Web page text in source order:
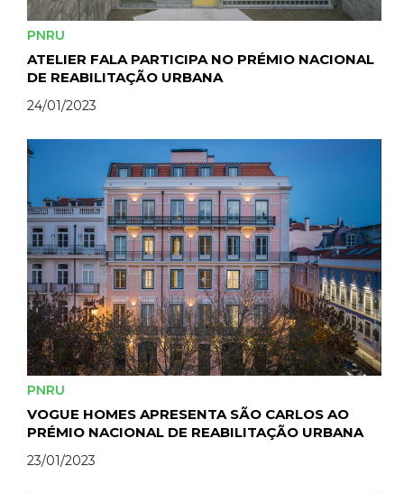
PNRU
ATELIER FALA PARTICIPA NO PRÉMIO NACIONAL
DE REABILITAÇÃO URBANA
24/01/2023
PNRU
VOGUE HOMES APRESENTA SÃO CARLOS AO
PRÉMIO NACIONAL DE REABILITAÇÃO URBANA
23/01/2023